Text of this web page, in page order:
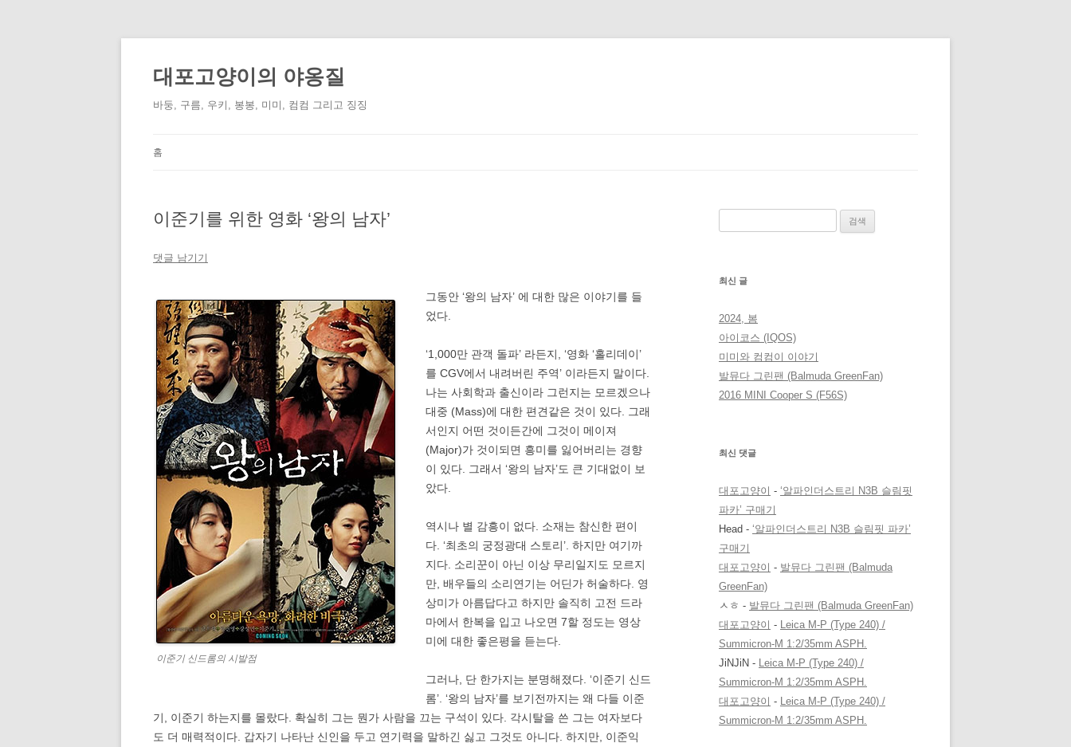
로
너
뛰
대포고양이의 야옹질
바둥, 구름, 우키, 봉봉, 미미, 컴컴 그리고 징징
홈
이준기를 위한 영화 ‘왕의 남자’
댓글 남기기
이준기 신드롬의 시발점
그동안 ‘왕의 남자’ 에 대한 많은 이야기를 들
었다.
‘1,000만 관객 돌파’ 라든지, ‘영화 ‘홀리데이’
를 CGV에서 내려버린 주역’ 이라든지 말이다.
나는 사회학과 출신이라 그런지는 모르겠으나
대중 (Mass)에 대한 편견같은 것이 있다. 그래
서인지 어떤 것이든간에 그것이 메이져
(Major)가 것이되면 흥미를 잃어버리는 경향
이 있다. 그래서 ‘왕의 남자’도 큰 기대없이 보
았다.
역시나 별 감흥이 없다. 소재는 참신한 편이
다. ‘최초의 궁정광대 스토리’. 하지만 여기까
지다. 소리꾼이 아닌 이상 무리일지도 모르지
만, 배우들의 소리연기는 어딘가 허술하다. 영
상미가 아름답다고 하지만 솔직히 고전 드라
마에서 한복을 입고 나오면 7할 정도는 영상
미에 대한 좋은평을 듣는다.
그러나, 단 한가지는 분명해졌다. ‘이준기 신드
롬’. ‘왕의 남자’를 보기전까지는 왜 다들 이준
기, 이준기 하는지를 몰랐다. 확실히 그는 뭔가 사람을 끄는 구석이 있다. 각시탈을 쓴 그는 여자보다
도 더 매력적이다. 갑자기 나타난 신인을 두고 연기력을 말하긴 싫고 그것도 아니다. 하지만, 이준익
최신 글
2024, 봄
아이코스 (IQOS)
미미와 컴컴이 이야기
발뮤다 그린팬 (Balmuda GreenFan)
2016 MINI Cooper S (F56S)
최신 댓글
대포고양이 - ‘알파인더스트리 N3B 슬림핏
파카’ 구매기
Head - ‘알파인더스트리 N3B 슬림핏 파카’
구매기
대포고양이 - 발뮤다 그린팬 (Balmuda
GreenFan)
ㅅㅎ - 발뮤다 그린팬 (Balmuda GreenFan)
대포고양이 - Leica M-P (Type 240) /
Summicron-M 1:2/35mm ASPH.
JiNJiN - Leica M-P (Type 240) /
Summicron-M 1:2/35mm ASPH.
대포고양이 - Leica M-P (Type 240) /
Summicron-M 1:2/35mm ASPH.